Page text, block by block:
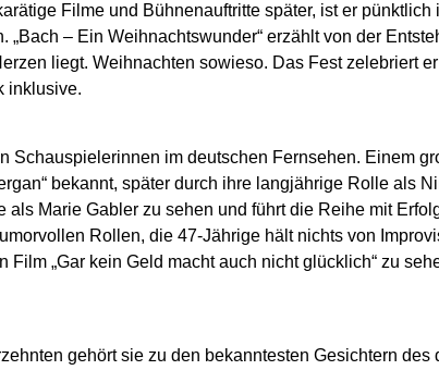
Filme und Bühnenauftritte später, ist er pünktlich
– Ein Weihnachtswunder“ erzählt von der
liegt. Weihnachten sowieso. Das Fest zelebriert
inklusive.
Schauspielerinnen im deutschen Fernsehen. Einem
bekannt, später durch ihre langjährige Rolle als
als Marie Gabler zu sehen und führt die Reihe mit
Rollen, die 47-Jährige hält nichts von
„Gar kein Geld macht auch nicht glücklich“ zu
gehört sie zu den bekanntesten Gesichtern des